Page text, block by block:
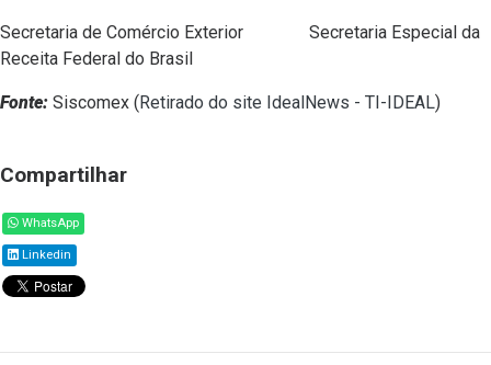
Secretaria de Comércio Exterior Secretaria Especial da
Receita Federal do Brasil
Fonte: Siscomex (Retirado do site IdealNews - TI-IDEAL)
Compartilhar
WhatsApp
Linkedin